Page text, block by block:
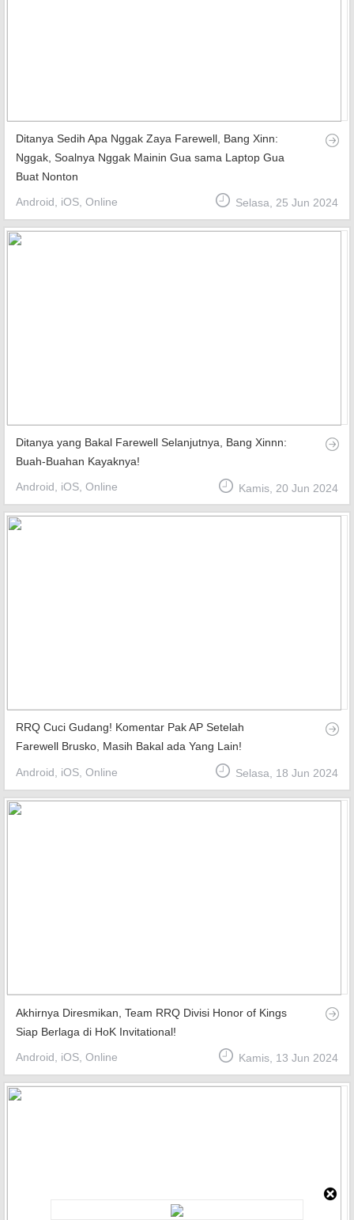
Ditanya Sedih Apa Nggak Zaya Farewell, Bang Xinn:
Nggak, Soalnya Nggak Mainin Gua sama Laptop Gua
Buat Nonton
Android, iOS, Online Selasa, 25 Jun 2024
Ditanya yang Bakal Farewell Selanjutnya, Bang Xinnn:
Buah-Buahan Kayaknya!
Android, iOS, Online Kamis, 20 Jun 2024
RRQ Cuci Gudang! Komentar Pak AP Setelah
Farewell Brusko, Masih Bakal ada Yang Lain!
Android, iOS, Online Selasa, 18 Jun 2024
Akhirnya Diresmikan, Team RRQ Divisi Honor of Kings
Siap Berlaga di HoK Invitational!
Android, iOS, Online Kamis, 13 Jun 2024